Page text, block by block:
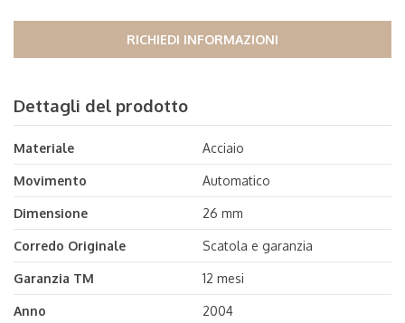
RICHIEDI INFORMAZIONI
Dettagli del prodotto
Materiale Acciaio
Movimento Automatico
Dimensione 26 mm
Corredo Originale Scatola e garanzia
Garanzia TM 12 mesi
Anno 2004